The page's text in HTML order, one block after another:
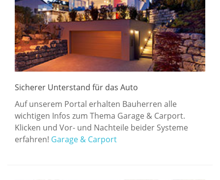
Sicherer Unterstand für das Auto
Auf unserem Portal erhalten Bauherren alle
wichtigen Infos zum Thema Garage & Carport.
Klicken und Vor- und Nachteile beider Systeme
erfahren! Garage & Carport